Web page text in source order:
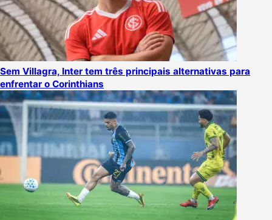
Sem Villagra, Inter tem três principais alternativas para
enfrentar o Corinthians